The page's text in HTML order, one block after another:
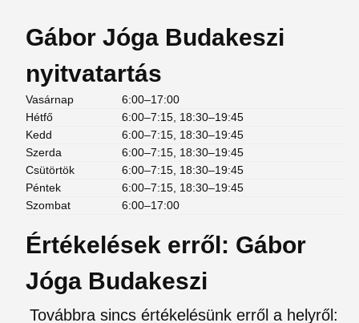
Gábor Jóga Budakeszi
nyitvatartás
Vasárnap
6:00–17:00
Hétfő
6:00–7:15, 18:30–19:45
Kedd
6:00–7:15, 18:30–19:45
Szerda
6:00–7:15, 18:30–19:45
Csütörtök
6:00–7:15, 18:30–19:45
Péntek
6:00–7:15, 18:30–19:45
Szombat
6:00–17:00
Értékelések erről: Gábor
Jóga Budakeszi
Továbbra sincs értékelésünk erről a helyről: